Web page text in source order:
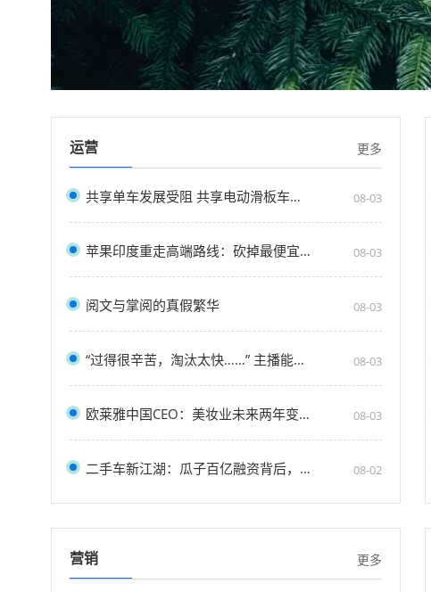
运营 更多
共享单车发展受阻 共享电动滑板车能有机会吗 08-03
苹果印度重走高端路线：砍掉最便宜iPhone 不再考 08-03
阅文与掌阅的真假繁华 08-03
“过得很辛苦，淘汰太快……” 主播能走多远 08-03
欧莱雅中国CEO：美妆业未来两年变化要大于过去 08-03
二手车新江湖：瓜子百亿融资背后，市场依然在 08-02
营销 更多